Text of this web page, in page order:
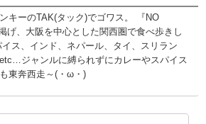
キーのTAK(タック)でゴワス。 『NO
げ、大阪を中心とした関西圏で食べ歩きし
ス、インド、ネパール、タイ、スリラン
ジャンルに縛られずにカレーやスパイス
東奔西走～(・ω・)